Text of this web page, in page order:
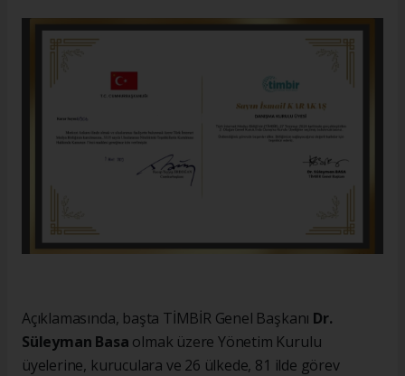
Açıklamasında, başta TİMBİR Genel Başkanı Dr.
Süleyman Basa olmak üzere Yönetim Kurulu
üyelerine, kuruculara ve 26 ülkede, 81 ilde görev